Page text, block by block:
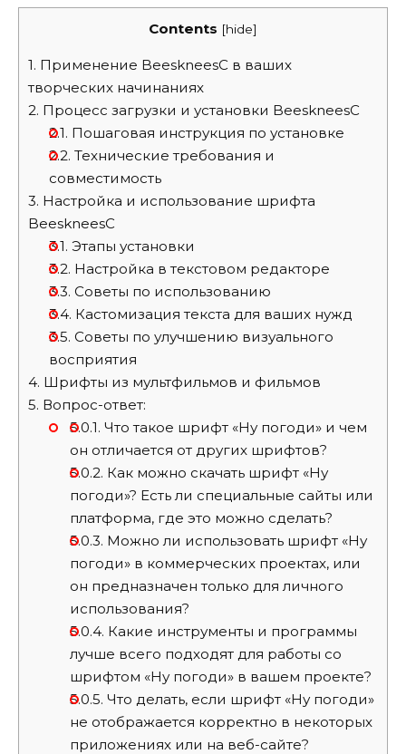
Contents [hide]
1. Применение BeeskneesC в ваших
творческих начинаниях
2. Процесс загрузки и установки BeeskneesC
2.1. Пошаговая инструкция по установке
2.2. Технические требования и
совместимость
3. Настройка и использование шрифта
BeeskneesC
3.1. Этапы установки
3.2. Настройка в текстовом редакторе
3.3. Советы по использованию
3.4. Кастомизация текста для ваших нужд
3.5. Советы по улучшению визуального
восприятия
4. Шрифты из мультфильмов и фильмов
5. Вопрос-ответ:
5.0.1. Что такое шрифт «Ну погоди» и чем
он отличается от других шрифтов?
5.0.2. Как можно скачать шрифт «Ну
погоди»? Есть ли специальные сайты или
платформа, где это можно сделать?
5.0.3. Можно ли использовать шрифт «Ну
погоди» в коммерческих проектах, или
он предназначен только для личного
использования?
5.0.4. Какие инструменты и программы
лучше всего подходят для работы со
шрифтом «Ну погоди» в вашем проекте?
5.0.5. Что делать, если шрифт «Ну погоди»
не отображается корректно в некоторых
приложениях или на веб-сайте?